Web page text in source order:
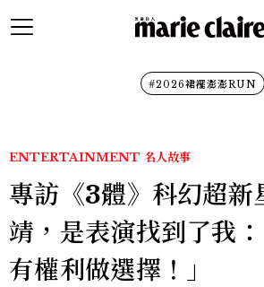
#2026裙襬澎澎RUN
ENTERTAINMENT 名人故事
專訪《3體》科幻超
靖，是表演找到了我
有權利做選擇！」